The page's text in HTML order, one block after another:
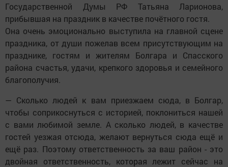
Государственной Думы РФ Татьяна Ларионова,
прибывшая на праздник в качестве почётного гостя.
Она очень эмоционально выступила на главной сцене
праздника, от души пожелав всем присутствующим на
празднике, гостям и жителям Болгара и Спасского
района счастья, удачи, крепкого здоровья и семейного
благополучия.
— Сколько людей к вам приезжаем сюда, в Болгар,
чтобы соприкоснуться с историей, поклониться нашей
с вами любимой земле. А сколько людей, в качестве
гостей уезжая отсюда, желают вернуться сюда ещё и
ещё раз. Поэтому ответственность за ваш район - это
двойная ответственность, которая лежит сейчас на